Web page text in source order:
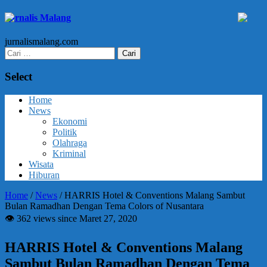
Jurnalis Malang
jurnalismalang.com
Cari
untuk:
Select
Home
News
Ekonomi
Politik
Olahraga
Kriminal
Wisata
Hiburan
Home /News /HARRIS Hotel & Conventions Malang Sambut
Bulan Ramadhan Dengan Tema Colors of Nusantara
👁 362 views since Maret 27, 2020
HARRIS Hotel & Conventions Malang
Sambut Bulan Ramadhan Dengan Tema